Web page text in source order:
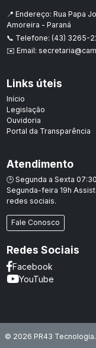
📍 Endereço: Rua Papa
Amoreira - Paraná
📞 Telefone: (43) 3265-
✉️ Email:
Links úteis
Início
Legislação
Ouvidoria
Portal da Transparência
Atendimento
🕒 Segunda a Sexta
Segunda-feira 19h
redes sociais.
Fale Conosco
Redes Sociais
Facebook
YouTube
© 2026 PR43